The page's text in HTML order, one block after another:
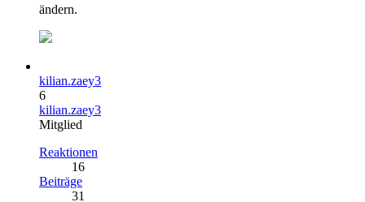
ändern.
kilian.zaey3
6
kilian.zaey3
Mitglied
Reaktionen
16
Beiträge
31